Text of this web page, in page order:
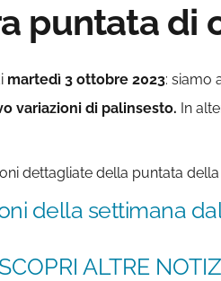
puntata di
martedì 3 ottobre 2023: siamo
variazioni di palinsesto. In
dettagliate della puntata
della settimana
SCOPRI ALTRE